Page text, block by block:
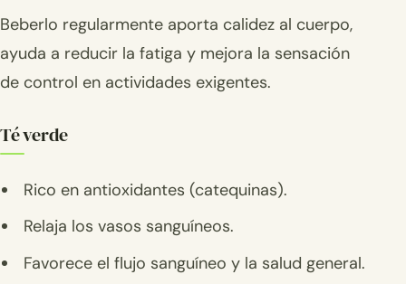
Beberlo regularmente aporta calidez al cuerpo,
ayuda a reducir la fatiga y mejora la sensación
de control en actividades exigentes.
Té verde
Rico en antioxidantes (catequinas).
Relaja los vasos sanguíneos.
Favorece el flujo sanguíneo y la salud general.